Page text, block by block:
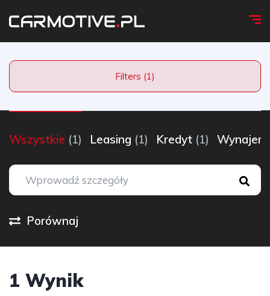
Filters (1)
Wszystkie (1) Leasing (1) Kredyt (1) Wynajem
Porównaj
1 Wynik